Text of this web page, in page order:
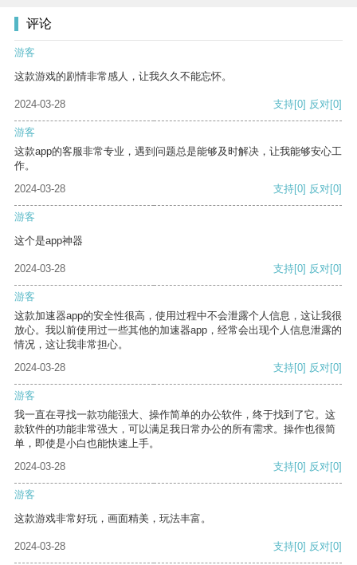
评论
游客
这款游戏的剧情非常感人，让我久久不能忘怀。
2024-03-28 支持[0] 反对[0]
游客
这款app的客服非常专业，遇到问题总是能够及时解决，让我能够安心工
作。
2024-03-28
支持[0] 反对[0]
游客
这个是app神器
2024-03-28 支持[0] 反对[0]
游客
这款加速器app的安全性很高，使用过程中不会泄露个人信息，这让我很
放心。我以前使用过一些其他的加速器app，经常会出现个人信息泄露的
情况，这让我非常担心。
2024-03-28
支持[0] 反对[0]
游客
我一直在寻找一款功能强大、操作简单的办公软件，终于找到了它。这
款软件的功能非常强大，可以满足我日常办公的所有需求。操作也很简
单，即使是小白也能快速上手。
2024-03-28
支持[0] 反对[0]
游客
这款游戏非常好玩，画面精美，玩法丰富。
2024-03-28 支持[0] 反对[0]